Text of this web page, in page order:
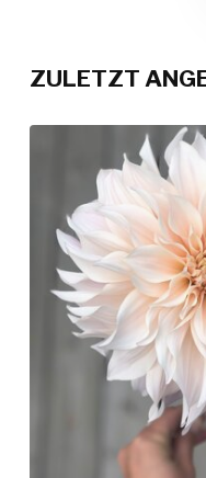
ZULETZT